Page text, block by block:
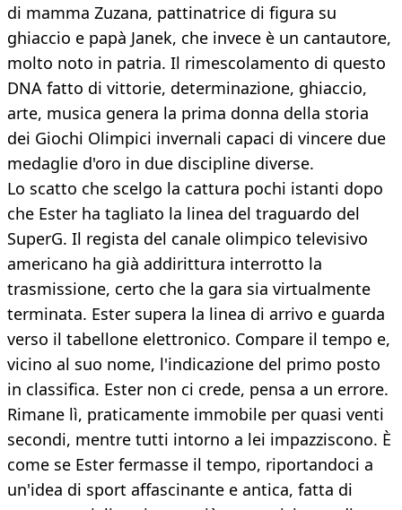
di mamma Zuzana, pattinatrice di figura su
ghiaccio e papà Janek, che invece è un cantautore,
molto noto in patria. Il rimescolamento di questo
DNA fatto di vittorie, determinazione, ghiaccio,
arte, musica genera la prima donna della storia
dei Giochi Olimpici invernali capaci di vincere due
medaglie d'oro in due discipline diverse.
Lo scatto che scelgo la cattura pochi istanti dopo
che Ester ha tagliato la linea del traguardo del
SuperG. Il regista del canale olimpico televisivo
americano ha già addirittura interrotto la
trasmissione, certo che la gara sia virtualmente
terminata. Ester supera la linea di arrivo e guarda
verso il tabellone elettronico. Compare il tempo e,
vicino al suo nome, l'indicazione del primo posto
in classifica. Ester non ci crede, pensa a un errore.
Rimane lì, praticamente immobile per quasi venti
secondi, mentre tutti intorno a lei impazziscono. È
come se Ester fermasse il tempo, riportandoci a
un'idea di sport affascinante e antica, fatta di